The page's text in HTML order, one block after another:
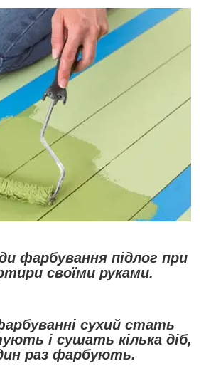
фарбування підлог при
своїми руками.
сухий стать
і сушать кілька діб,
раз фарбують.